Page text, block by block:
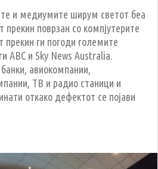
и медиумите ширум светот беа
прекин поврзан со компјутерите
прекин ги погоди големите
ABC и Sky News Australia.
банки, авиокомпании,
ТВ и радио станици и
откако дефектот се појави